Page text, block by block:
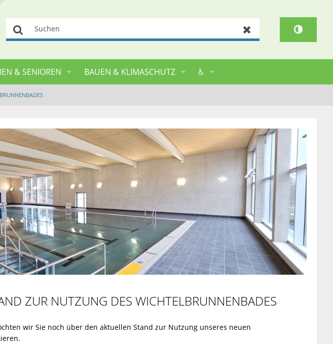
& SENIOREN BAUEN & KLIMASCHUTZ ♿
ZUR NUTZUNG DES WICHTELBRUNNENBADES
wir Sie noch über den aktuellen Stand zur Nutzung unseres neuen